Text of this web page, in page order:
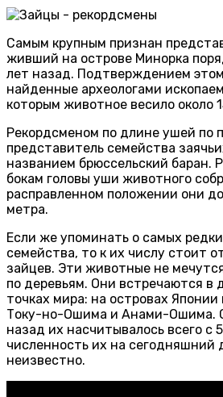
Самым крупным признан
живший на острове Минорка
лет назад. Подтверждением
найденные археологами
которым животное весило около
Рекордсменом по длине ушей по
представитель семейства
названием брюссельский баран.
бокам головы уши животного
расправленном положении они
метра.
Если же упоминать о самых
семейства, то к их числу стоит
зайцев. Эти животные не
по деревьям. Они встречаются в
точках мира: на островах
Току-но-Ошима и Анами-Ошима.
назад их насчитывалось всего с
численность их на сегодняшний
неизвестно.